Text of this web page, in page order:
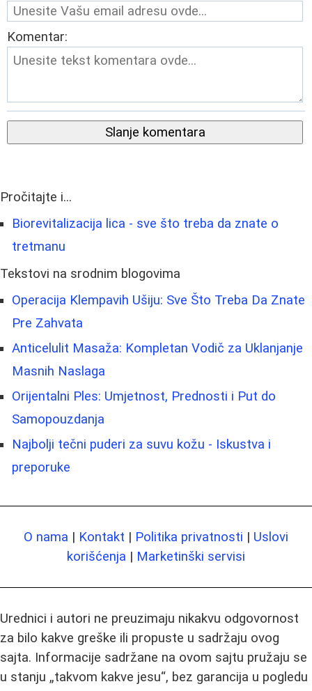
Komentar:
Slanje komentara
Pročitajte i...
Biorevitalizacija lica - sve što treba da znate o
tretmanu
Tekstovi na srodnim blogovima
Operacija Klempavih Ušiju: Sve Što Treba Da Znate
Pre Zahvata
Anticelulit Masaža: Kompletan Vodič za Uklanjanje
Masnih Naslaga
Orijentalni Ples: Umjetnost, Prednosti i Put do
Samopouzdanja
Najbolji tečni puderi za suvu kožu - Iskustva i
preporuke
O nama | Kontakt | Politika privatnosti | Uslovi
korišćenja | Marketinški servisi
Urednici i autori ne preuzimaju nikakvu odgovornost
za bilo kakve greške ili propuste u sadržaju ovog
sajta. Informacije sadržane na ovom sajtu pružaju se
u stanju „takvom kakve jesu“, bez garancija u pogledu